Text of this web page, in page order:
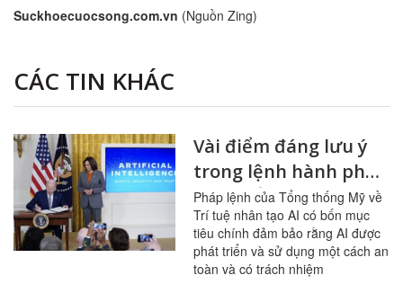
Suckhoecuocsong.com.vn (Nguồn Zing)
CÁC TIN KHÁC
Vài điểm đáng lưu ý
trong lệnh hành pháp
về AI Tổng thống Hoa
Kỳ Joe Biden vừa công
bố
Pháp lệnh của Tổng thống Mỹ về
Trí tuệ nhân tạo AI có bốn mục
tiêu chính đảm bảo rằng AI được
phát triển và sử dụng một cách an
toàn và có trách nhiệm